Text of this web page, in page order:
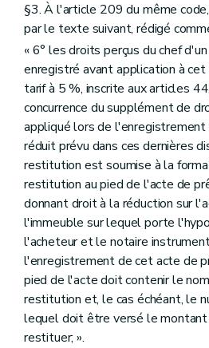
§3. À l'article 209 du même
par le texte suivant, rédigé
« 6° les droits perçus du chef
enregistré avant application à
tarif à 5 %, inscrite aux articles
concurrence du supplément de
appliqué lors de
réduit prévu dans ces dernières
restitution est soumise à la
restitution au pied de l'acte de
donnant droit à la réduction sur
l'immeuble sur lequel porte
l'acheteur et le notaire
l'enregistrement de cet acte de
pied de l'acte doit contenir le
restitution et, le cas échéant, le
lequel doit être versé le
restituer; ».